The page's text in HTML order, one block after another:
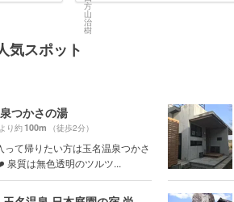
気スポット
つかさの湯
り約100m （徒歩2分）
って帰りたい方は玉名温泉つかさ
泉質は無色透明のツルツ...